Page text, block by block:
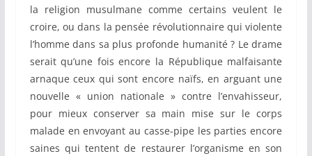
la religion musulmane comme certains veulent le
croire, ou dans la pensée révolutionnaire qui violente
l’homme dans sa plus profonde humanité ? Le drame
serait qu’une fois encore la République malfaisante
arnaque ceux qui sont encore naïfs, en arguant une
nouvelle « union nationale » contre l’envahisseur,
pour mieux conserver sa main mise sur le corps
malade en envoyant au casse-pipe les parties encore
saines qui tentent de restaurer l’organisme en son